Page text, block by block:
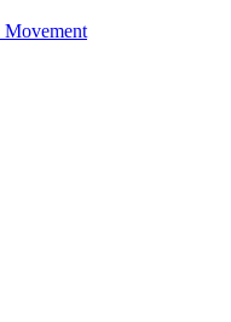
Movement